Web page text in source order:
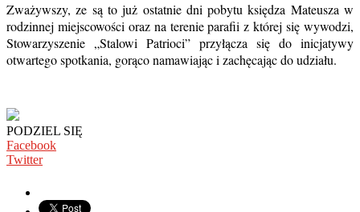
Zważywszy, ze są to już ostatnie dni pobytu księdza Mateusza w
rodzinnej miejscowości oraz na terenie parafii z której się wywodzi,
Stowarzyszenie „Stalowi Patrioci” przyłącza się do inicjatywy
otwartego spotkania, gorąco namawiając i zachęcając do udziału.
PODZIEL SIĘ
Facebook
Twitter